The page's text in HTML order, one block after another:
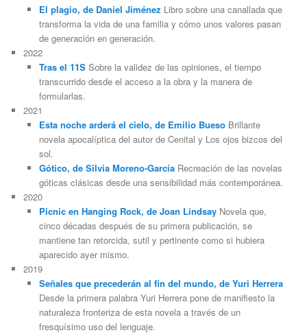
El plagio, de Daniel Jiménez Libro sobre una canallada que
transforma la vida de una familia y cómo unos valores pasan
de generación en generación.
2022
Tras el 11SSobre la validez de las opiniones, el tiempo
transcurrido desde el acceso a la obra y la manera de
formularlas.
2021
Esta noche arderá el cielo, de Emilio BuesoBrillante
novela apocalíptica del autor de Cenital y Los ojos bizcos del
sol.
Gótico, de Silvia Moreno-GarcíaRecreación de las novelas
góticas clásicas desde una sensibilidad más contemporánea.
2020
Picnic en Hanging Rock, de Joan LindsayNovela que,
cinco décadas después de su primera publicación, se
mantiene tan retorcida, sutil y pertinente como si hubiera
aparecido ayer mismo.
2019
Señales que precederán al fin del mundo, de Yuri Herrera
Desde la primera palabra Yuri Herrera pone de manifiesto la
naturaleza fronteriza de esta novela a través de un
fresquísimo uso del lenguaje.